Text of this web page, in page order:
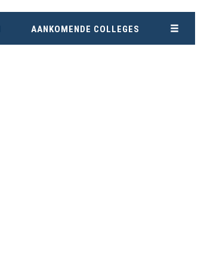
AANKOMENDE COLLEGES